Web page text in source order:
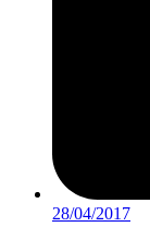
28/04/2017